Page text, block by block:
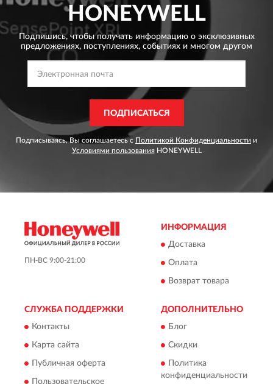
HONEYWELL
Подпишись, чтобы получать информацию о эксклюзивных
предложениях, поступлениях, событиях и многом другом
ПОДПИСАТЬСЯ
Подписываясь, Вы соглашаетесь с Политикой Конфиденциальности и
Условиями пользованияHONEYWELL
ПН-ВС 9:00-21:00
ИНФОРМАЦИЯ
Доставка
Оплата
Возврат товара
СЛУЖБА ПОДДЕРЖКИ
Контакты
Карта сайта
Публичная оферта
Пользовательское
ДОПОЛНИТЕЛЬНО
Блог
Скидки
Политика
конфиденциальности